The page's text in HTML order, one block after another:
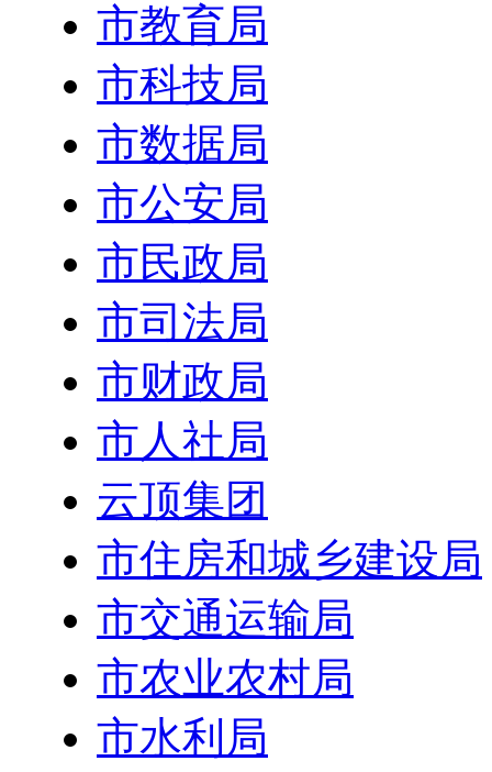
市教育局
市科技局
市数据局
市公安局
市民政局
市司法局
市财政局
市人社局
云顶集团
市住房和城乡建设局
市交通运输局
市农业农村局
市水利局